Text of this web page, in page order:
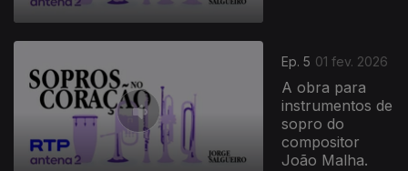
Ep. 5 01 fev. 2026
A obra para
instrumentos de
sopro do
compositor
João Malha.